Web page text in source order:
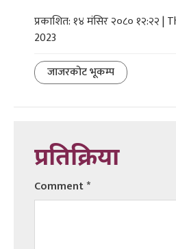
प्रकाशित: १४ मंसिर २०८० १२:२२ |
2023
जाजरकोट भूकम्प
प्रतिक्रिया
Comment*